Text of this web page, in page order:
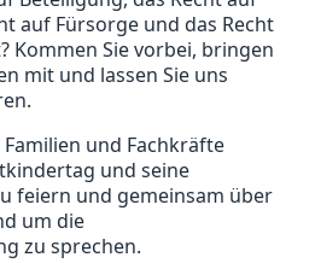
auf Fürsorge und das Recht
Kommen Sie vorbei, bringen
mit und lassen Sie uns
und Fachkräfte
und seine
feiern und gemeinsam über
um die
zu sprechen.